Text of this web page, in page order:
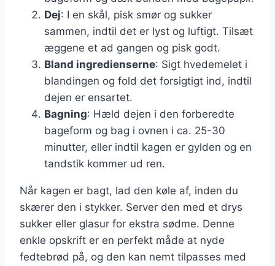
Dej: I en skål, pisk smør og sukker
sammen, indtil det er lyst og luftigt. Tilsæt
æggene et ad gangen og pisk godt.
Bland ingredienserne: Sigt hvedemelet i
blandingen og fold det forsigtigt ind, indtil
dejen er ensartet.
Bagning: Hæld dejen i den forberedte
bageform og bag i ovnen i ca. 25-30
minutter, eller indtil kagen er gylden og en
tandstik kommer ud ren.
Når kagen er bagt, lad den køle af, inden du
skærer den i stykker. Server den med et drys
sukker eller glasur for ekstra sødme. Denne
enkle opskrift er en perfekt måde at nyde
fedtebrød på, og den kan nemt tilpasses med